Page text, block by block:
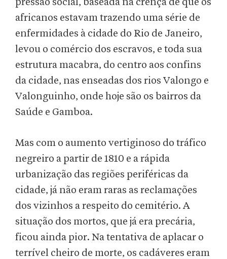
pressão social, baseada na crença de que os
africanos estavam trazendo uma série de
enfermidades à cidade do Rio de Janeiro,
levou o comércio dos escravos, e toda sua
estrutura macabra, do centro aos confins
da cidade, nas enseadas dos rios Valongo e
Valonguinho, onde hoje são os bairros da
Saúde e Gamboa.
Mas com o aumento vertiginoso do tráfico
negreiro a partir de 1810 e a rápida
urbanização das regiões periféricas da
cidade, já não eram raras as reclamações
dos vizinhos a respeito do cemitério. A
situação dos mortos, que já era precária,
ficou ainda pior. Na tentativa de aplacar o
terrível cheiro de morte, os cadáveres eram